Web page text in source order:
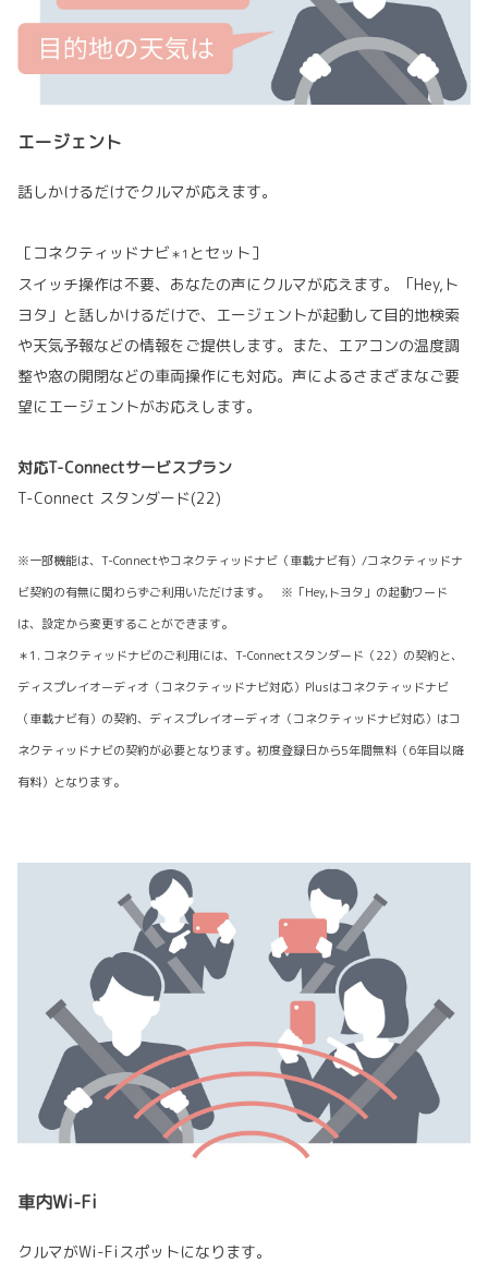
エージェント
話しかけるだけでクルマが応えます。
［コネクティッドナビ＊1 とセット］
スイッチ操作は不要、あなたの声にクルマが応えます。「Hey,ト
ヨタ」と話しかけるだけで、エージェントが起動して目的地検索
や天気予報などの情報をご提供します。また、エアコンの温度調
整や窓の開閉などの車両操作にも対応。声によるさまざまなご要
望にエージェントがお応えします。
対応T-Connectサービスプラン
T-Connect スタンダード(22)
※一部機能は、T-Connectやコネクティッドナビ（車載ナビ有）/コネクティッドナ
ビ契約の有無に関わらずご利用いただけます。 ※「Hey,トヨタ」の起動ワード
は、設定から変更することができます。
＊1. コネクティッドナビのご利用には、T-Connectスタンダード（22）の契約と、
ディスプレイオーディオ（コネクティッドナビ対応）Plusはコネクティッドナビ
（車載ナビ有）の契約、ディスプレイオーディオ（コネクティッドナビ対応）はコ
ネクティッドナビの契約が必要となります。初度登録日から5年間無料（6年目以降
有料）となります。
車内Wi-Fi
クルマがWi-Fiスポットになります。